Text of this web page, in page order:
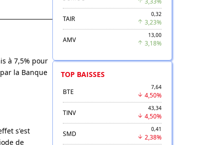
à 7,5% pour
la Banque
s'est
de
TAIR
0,32
3,23%
AMV
13,00
3,18%
TOP BAISSES
BTE
7,64
4,50%
TINV
43,34
4,50%
SMD
0,41
2,38%